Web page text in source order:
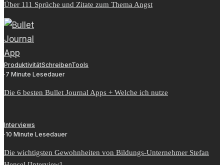
Über 111 Sprüche und Zitate zum Thema Angst
ProduktivitätSchreibenTools
·7 Minute Lesedauer
Die 6 besten Bullet Journal Apps + Welche ich nutze
Interviews
·10 Minute Lesedauer
Die wichtigsten Gewohnheiten von Bildungs-Unternehmer Stefan